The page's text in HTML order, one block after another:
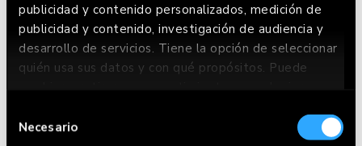
publicidad y contenido personalizados, medición de
publicidad y contenido, investigación de audiencia y
desarrollo de servicios. Tiene la opción de seleccionar
quién usa sus datos y con qué propósitos. Puede
cambiar o retirar su consentimiento en cualquier
en el Menú de consentimiento.
deNecesario